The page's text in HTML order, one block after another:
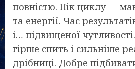
повністю. Пік циклу —
та енергії. Час
і… підвищеної
гірше спить і сильніше
дрібниці. Добре